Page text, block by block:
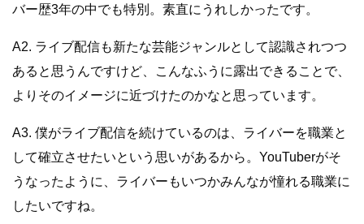
バー歴3年の中でも特別。素直にうれしかったです。
A2. ライブ配信も新たな芸能ジャンルとして認識されつつ
あると思うんですけど、こんなふうに露出できることで、
よりそのイメージに近づけたのかなと思っています。
A3. 僕がライブ配信を続けているのは、ライバーを職業と
して確立させたいという思いがあるから。YouTuberがそ
うなったように、ライバーもいつかみんなが憧れる職業に
したいですね。